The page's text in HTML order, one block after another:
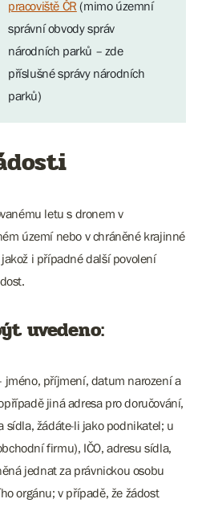
pracoviště ČR (mimo územní
správní obvody správ
národních parků – zde
příslušné správy národních
parků)
letu s dronem v
území nebo v chráněné krajinné
i případné další povolení
uvedeno:
jméno, příjmení, datum narození a
jiná adresa pro doručování,
sídla, žádáte-li jako podnikatel; u
firmu), IČO, adresu sídla,
jednat za právnickou osobu
orgánu; v případě, že žádost